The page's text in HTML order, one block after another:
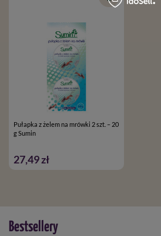
Pułapka z żelem na mrówki 2 szt. – 20
g Sumin
27,49 zł
Bestsellery